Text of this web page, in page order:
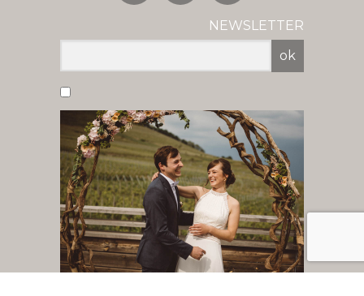
NEWSLETTER
ok